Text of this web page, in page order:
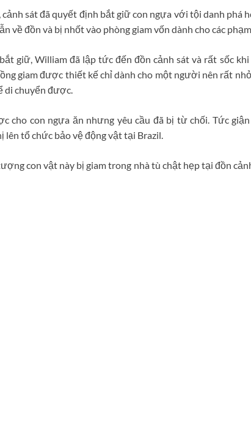
sát đã quyết định bắt giữ con ngựa với tội danh phá
về đồn và bị nhốt vào phòng giam vốn dành cho các
giữ, William đã lập tức đến đồn cảnh sát và rất sốc
giam được thiết kế chỉ dành cho một người nên rất
di chuyển được.
cho con ngựa ăn nhưng yêu cầu đã bị từ chối. Tức
tổ chức bảo vệ động vật tại Brazil.
con vật này bị giam trong nhà tù chật hẹp tại đồn